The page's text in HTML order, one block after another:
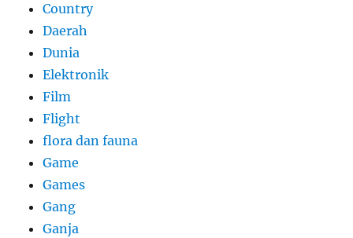
Country
Daerah
Dunia
Elektronik
Film
Flight
flora dan fauna
Game
Games
Gang
Ganja